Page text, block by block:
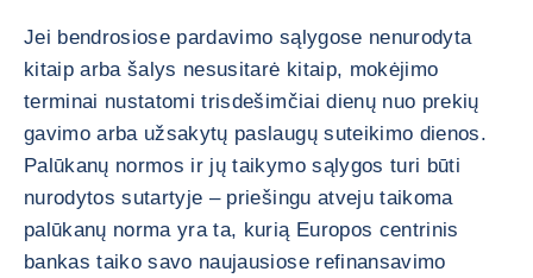
Jei bendrosiose pardavimo sąlygose nenurodyta
kitaip arba šalys nesusitarė kitaip, mokėjimo
terminai nustatomi trisdešimčiai dienų nuo prekių
gavimo arba užsakytų paslaugų suteikimo dienos.
Palūkanų normos ir jų taikymo sąlygos turi būti
nurodytos sutartyje – priešingu atveju taikoma
palūkanų norma yra ta, kurią Europos centrinis
bankas taiko savo naujausiose refinansavimo